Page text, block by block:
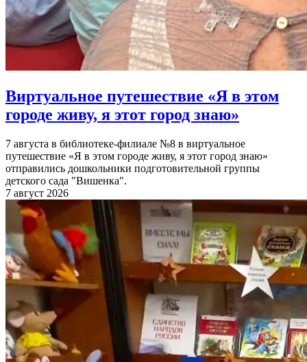
Виртуальное путешествие «Я в этом
городе живу, я этот город знаю»
7 августа в библиотеке-филиале №8 в виртуальное
путешествие «Я в этом городе живу, я этот город знаю»
отправились дошкольники подготовительной группы
детского сада "Вишенка".
7 август 2026